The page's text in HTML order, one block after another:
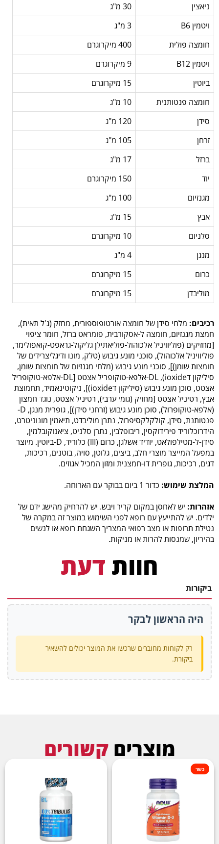
ניאצין
30 מ"ג
ויטמין B6
3 מ"ג
חומצה פולית
400 מיקרוגרם
ויטמין B12
9 מיקרוגרם
ביוטין
15 מיקרוגרם
חומצה פנטותנית
10 מ"ג
סידן
120 מ"ג
זרחן
105 מ"ג
ברזל
17 מ"ג
יוד
150 מיקרוגרם
מגנזיום
100 מ"ג
אבץ
15 מ"ג
סלניום
10 מיקרוגרם
מנגן
4 מ"ג
כרום
15 מיקרוגרם
מוליבדן
15 מיקרוגרם
רכיבים: מלחי סידן של חומצה אורטופוספורית, מחזק (ג'ל תאית),
חמצת מגנזיום, חומצה ל-אסקורבית, פומראט ברזל, חומר ציפוי
[מחזיקים (פוליוויניל אלכוהול-פוליאתילן גליקול-גראפט-קואפולימר,
פוליוויניל אלכוהול), סוכני מונע גיבוש (טלק, מונו ודיגליצרידים של
חומצות שומן)], סוכני מונע גיבוש (מלחי מגנזיום של חומצות שומן,
סיליקון דioxide), DL-אלפא-טוקופריל אצטט [DL-אלפא-טוקופריל
אצטט, סוכן מונע גיבוש (סיליקון דioxide)], ניקוטינאמיד, תחמוצת
אבץ, רטיניל אצטט [מחזיק (גומי ערבי), רטיניל אצטט, נוגד חמצון
(אלפא-טוקופרול), סוכן מונע גיבוש (זרחני סידן)], גופרית מנגן, D-
פנטותנת, סידן, קולקלקסיפרול, נתרן מוליבדט, תיאמין מונוניטרט,
הידרוכלוריד פירידוקסין, ריבופלבין, נתרן סלניט, ציאנוקובלמין,
סידן-ל-מטילפולאט, יודיד אשלגן, כרום (III) כלוריד, D-ביוטין. מיוצר
במפעל המייצר מוצרי חלב, ביצים, גלוטן, סויה, בוטנים, רכיכות,
דגים, רכיכות, גופרית דו-חמצנית ומזון המכיל אגוזים.
המלצת שימוש: כדור 1 ביום בבוקר עם הארוחה.
אזהרות: יש לאחסן במקום קריר ויבש. יש להרחיק מהישג ידם של
ילדים. יש להתייעץ עם רופא לפני השימוש במוצר זה במקרה של
נטילת תרופות או מצב רפואי המצריך השגחת רופא או לנשים
בהיריון, שמנסות להרות או מניקות.
חוות דעת
ביקורות
היה הראשון לבקר
רק לקוחות מחוברים שרכשו את המוצר יכולים להשאיר
ביקורת.
מוצרים קשורים
כשר